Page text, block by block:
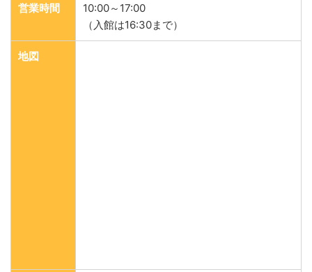
営業時間
10:00～17:00
（入館は16:30まで）
地図